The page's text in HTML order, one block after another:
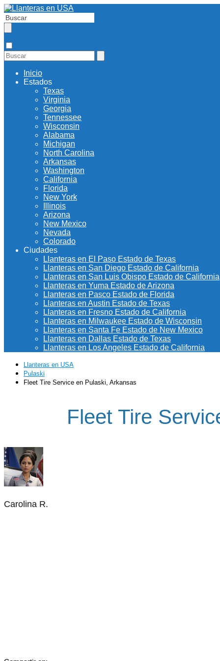
Inicio
Estados
Texas
Virginia
Georgia
Tennessee
Wisconsin
Alabama
Michigan
North Carolina
Arkansas
Washington
California
Florida
New York
Illinois
Arizona
New Mexico
Nevada
Colorado
Ciudades
Llanteras en El Paso Estado de Texas
Llanteras en San Diego Estado de California
Llanteras en San Luis Obispo Estado de California
Llanteras en Yuma Estado de Arizona
Llanteras en Pasco Estado de Florida
Llanteras en Austin Estado de Texas
Llanteras en Fresno Estado de California
Llanteras en Milwaukee Estado de Wisconsin
Llanteras en Santa Fe Estado de New Mexico
Llanteras en Dallas Estado de Texas
Llanteras en Los Angeles Estado de California
Llanteras en USA
Pulaski
Fleet Tire Service en Pulaski, Arkansas
Fleet Tire
Carolina R.